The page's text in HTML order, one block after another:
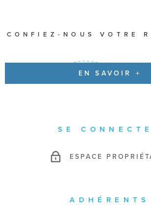
CONFIEZ-NOUS VOTRE
EN SAVOIR +
SE
ESPACE
ADHÉRENTS